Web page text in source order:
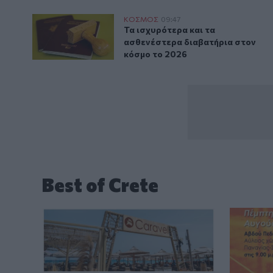
Τα ισχυρότερα και τα ασθενέστερα διαβατήρια
ΚΟΣΜΟΣ 09:47
Τα ισχυρότερα και τα
Τα ισχυρότερα και τα
ασθενέστερα διαβατήρια στον
κόσμο το 2026
Best of Crete